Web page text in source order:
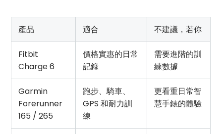
產品 適合 不建議，若你
Fitbit
Charge 6
價格實惠的日常
記錄
需要進階的訓
練數據
Garmin
Forerunner
165 / 265
跑步、騎車、
GPS 和耐力訓
練
更看重日常智
慧手錶的體驗